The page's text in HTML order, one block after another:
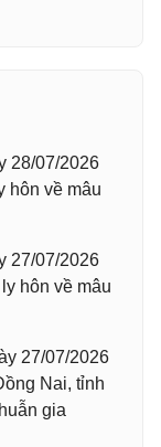
28/07/2026
hôn về mâu
27/07/2026
hôn về mâu
27/07/2026
Nai, tỉnh
gia